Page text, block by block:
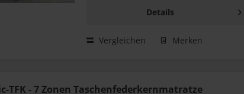
Details
Vergleichen Merken
TFK - 7 Zonen Taschenfederkernmatratze